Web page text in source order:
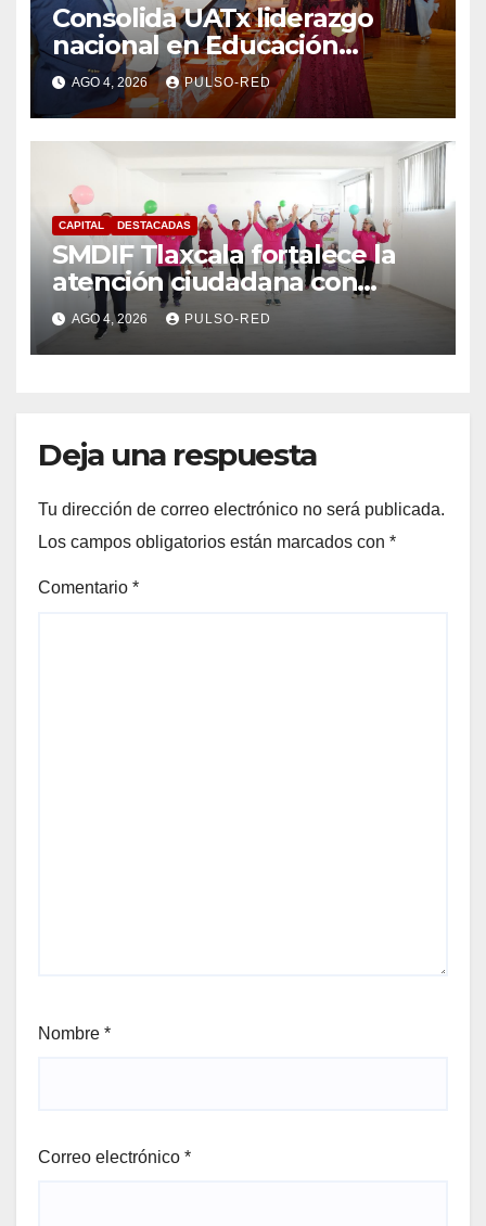
Consolida UATx liderazgo
nacional en Educación
Especial, Gerontología y
Ciencias de la Familia
AGO 4, 2026 PULSO-RED
CAPITAL DESTACADAS
SMDIF Tlaxcala fortalece la
atención ciudadana con
servicios cercanos y espacios
dignos para las familias
AGO 4, 2026 PULSO-RED
Deja una respuesta
Tu dirección de correo electrónico no será publicada.
Los campos obligatorios están marcados con *
Comentario *
Nombre *
Correo electrónico *